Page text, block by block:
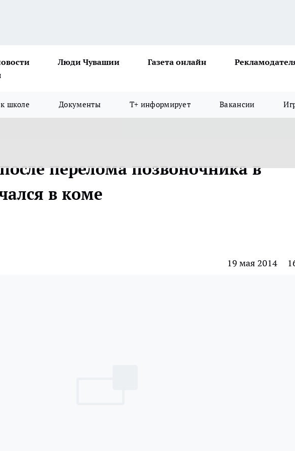
Люди Чувашии Газета онлайн
школе Документы Т+ информирует Вакансии
перелома позвоночника в
в коме
19 мая 2014